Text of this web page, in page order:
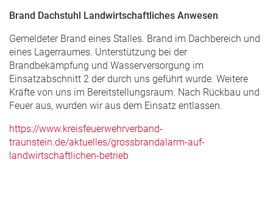
Brand Dachstuhl Landwirtschaftliches Anwesen
Gemeldeter Brand eines Stalles. Brand im Dachbereich und
eines Lagerraumes. Unterstützung bei der
Brandbekämpfung und Wasserversorgung im
Einsatzabschnitt 2 der durch uns geführt wurde. Weitere
Kräfte von uns im Bereitstellungsraum. Nach Rückbau und
Feuer aus, wurden wir aus dem Einsatz entlassen.
https://www.kreisfeuerwehrverband-
traunstein.de/aktuelles/grossbrandalarm-auf-
landwirtschaftlichen-betrieb